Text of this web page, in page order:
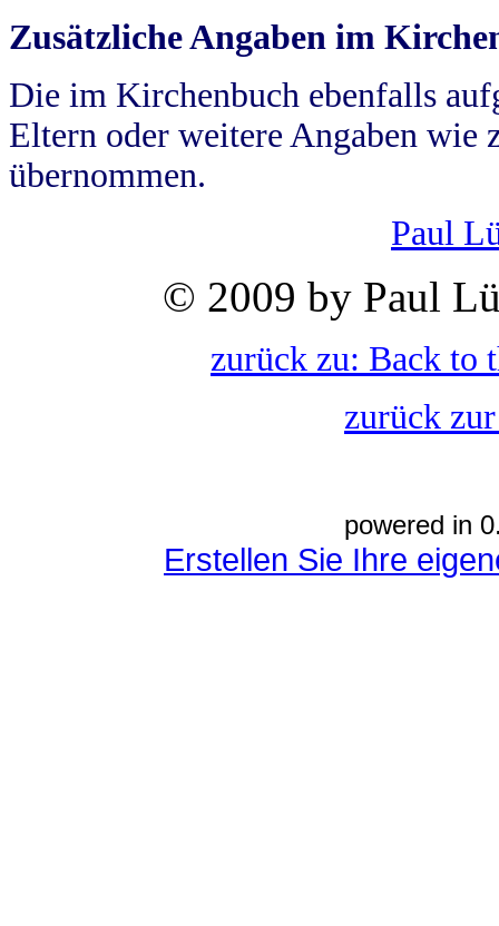
Zusätzliche Angaben im
Die im Kirchenbuch ebenfalls
Eltern oder weitere Angaben wie
übernommen.
Paul
© 2009 by Paul
zurück zu: Back to
zurück
powered in
Erstellen Sie Ihre